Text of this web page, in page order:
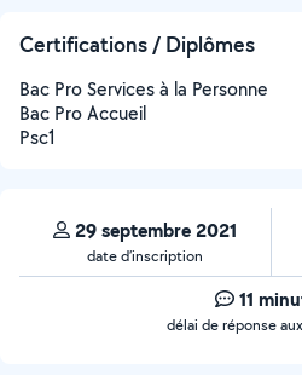
Certifications / Diplômes
Bac Pro Services à la Personne
Bac Pro Accueil
Psc1
29 septembre 2021
date d’inscription
11
délai de réponse